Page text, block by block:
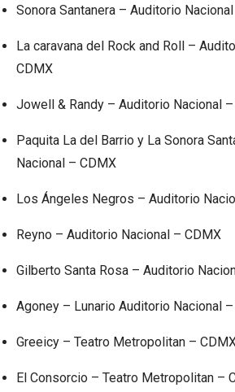
Sonora Santanera – Auditorio
La caravana del Rock and Roll –
CDMX
Jowell & Randy – Auditorio Nacional
Paquita La del Barrio y La Sonora
Nacional – CDMX
Los Ángeles Negros – Auditorio
Reyno – Auditorio Nacional – CDMX
Gilberto Santa Rosa – Auditorio
Agoney – Lunario Auditorio Nacional
Greeicy – Teatro Metropolitan –
El Consorcio – Teatro Metropolitan –